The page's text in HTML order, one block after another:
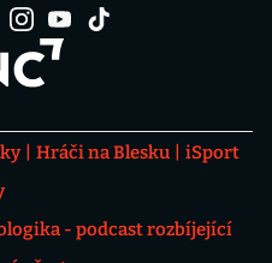
Hráči na Blesku
iSport
- podcast rozbíjející